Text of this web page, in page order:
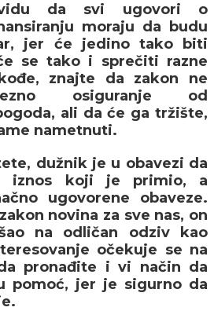
da svi ugovori o
moraju da budu
jer će jedino tako biti
se tako i sprečiti razne
znajte da zakon ne
osiguranje od
ali da će ga tržište,
nametnuti.
dužnik je u obavezi da
iznos koji je primio, a
ugovorene obaveze.
novina za sve nas, on
na odličan odziv kao
očekuje se na
pronađite i vi način da
pomoć, jer je sigurno da